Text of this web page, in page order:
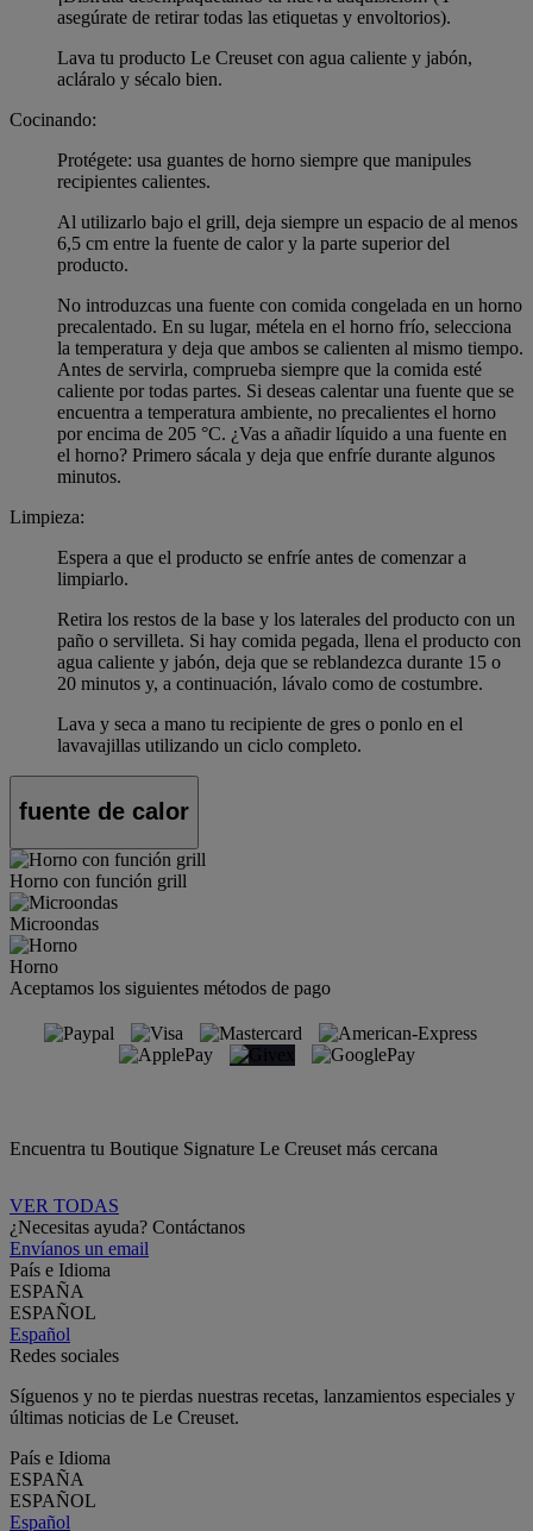
asegúrate de retirar todas las etiquetas y envoltorios).
Lava tu producto Le Creuset con agua caliente y jabón,
acláralo y sécalo bien.
Cocinando:
Protégete: usa guantes de horno siempre que manipules
recipientes calientes.
Al utilizarlo bajo el grill, deja siempre un espacio de al menos
6,5 cm entre la fuente de calor y la parte superior del
producto.
No introduzcas una fuente con comida congelada en un horno
precalentado. En su lugar, métela en el horno frío, selecciona
la temperatura y deja que ambos se calienten al mismo tiempo.
Antes de servirla, comprueba siempre que la comida esté
caliente por todas partes. Si deseas calentar una fuente que se
encuentra a temperatura ambiente, no precalientes el horno
por encima de 205 °C. ¿Vas a añadir líquido a una fuente en
el horno? Primero sácala y deja que enfríe durante algunos
minutos.
Limpieza:
Espera a que el producto se enfríe antes de comenzar a
limpiarlo.
Retira los restos de la base y los laterales del producto con un
paño o servilleta. Si hay comida pegada, llena el producto con
agua caliente y jabón, deja que se reblandezca durante 15 o
20 minutos y, a continuación, lávalo como de costumbre.
Lava y seca a mano tu recipiente de gres o ponlo en el
lavavajillas utilizando un ciclo completo.
fuente de calor
Horno con función grill
Microondas
Horno
Aceptamos los siguientes métodos de pago
Encuentra tu Boutique Signature Le Creuset más cercana
VER TODAS
¿Necesitas ayuda? Contáctanos
Envíanos un email
País e Idioma
ESPAÑA
ESPAÑOL
Español
Redes sociales
Síguenos y no te pierdas nuestras recetas, lanzamientos especiales y
últimas noticias de Le Creuset.
País e Idioma
ESPAÑA
ESPAÑOL
Español